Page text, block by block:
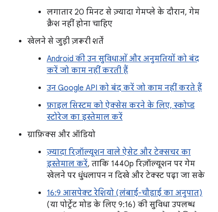
लगातार 20 मिनट से ज़्यादा गेमप्ले के दौरान, गेम
क्रैश नहीं होना चाहिए
खेलने से जुड़ी ज़रूरी शर्तें
Android की उन सुविधाओं और अनुमतियों को बंद
करें जो काम नहीं करती हैं
उन Google API को बंद करें जो काम नहीं करते हैं
फ़ाइल सिस्टम को ऐक्सेस करने के लिए, स्कोप्ड
स्टोरेज का इस्तेमाल करें
ग्राफ़िक्स और ऑडियो
ज़्यादा रिज़ॉल्यूशन वाले ऐसेट और टेक्सचर का
इस्तेमाल करें, ताकि 1440p रिज़ॉल्यूशन पर गेम
खेलने पर धुंधलापन न दिखे और टेक्स्ट पढ़ा जा सके
16:9 आसपेक्ट रेशियो (लंबाई-चौड़ाई का अनुपात)
(या पोर्ट्रेट मोड के लिए 9:16) की सुविधा उपलब्ध